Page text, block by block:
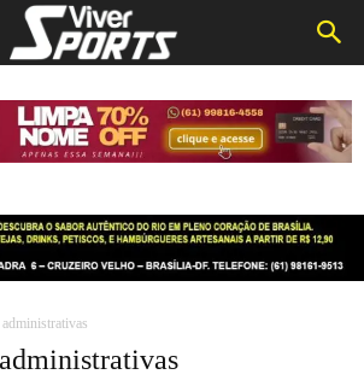
administrativas